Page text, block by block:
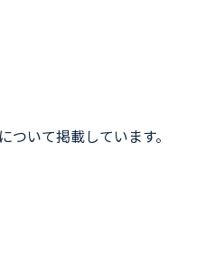
いて掲載しています。